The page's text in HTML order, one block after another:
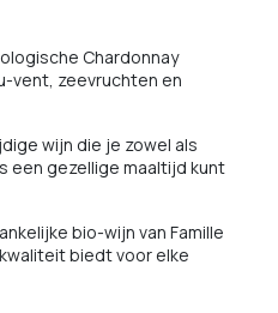
Chardonnay
vent, zeevruchten en
wijn die je zowel als
een gezellige maaltijd kunt
bio-wijn van Famille
biedt voor elke